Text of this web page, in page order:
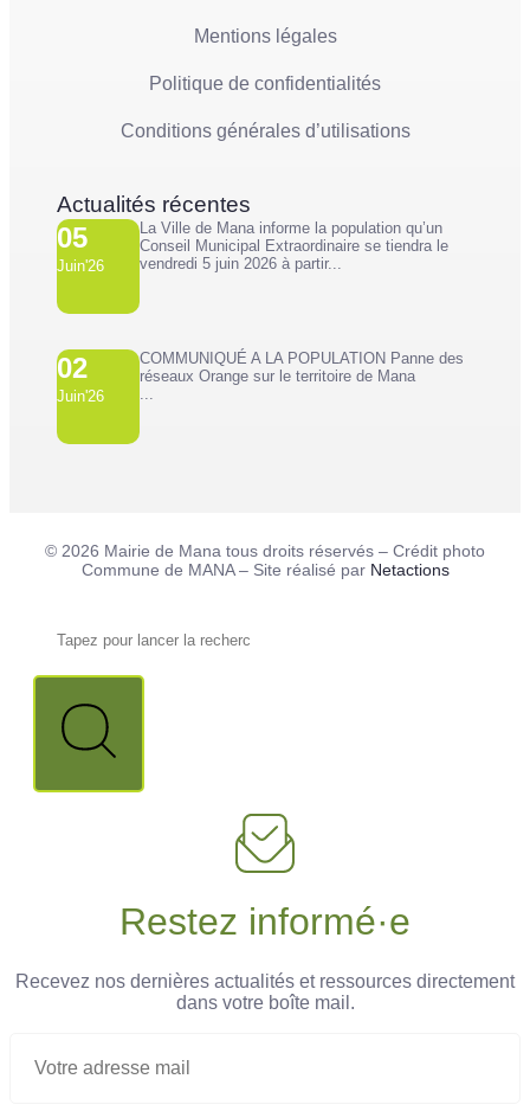
Mentions légales
Politique de confidentialités
Conditions générales d’utilisations
Actualités récentes
05
Juin'26
La Ville de Mana informe la population qu’un
Conseil Municipal Extraordinaire se tiendra le
vendredi 5 juin 2026 à partir...
02
Juin'26
COMMUNIQUÉ A LA POPULATION Panne des
réseaux Orange sur le territoire de Mana
© 2026 Mairie de Mana tous droits réservés – Crédit photo
Commune de MANA – Site réalisé par Netactions
Restez informé·e
Recevez nos dernières actualités et ressources directement
dans votre boîte mail.